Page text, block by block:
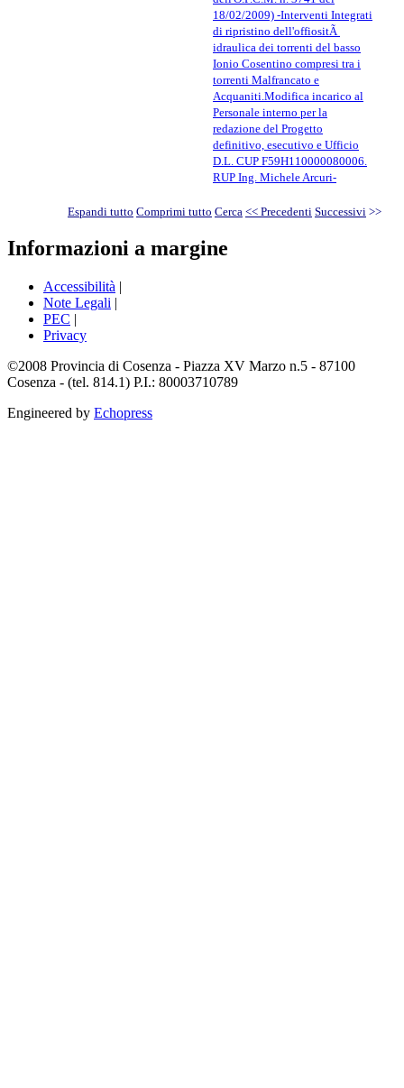
18/02/2009) -Interventi Integrati
di ripristino dell'offiositÃ
idraulica dei torrenti del basso
Ionio Cosentino compresi tra i
torrenti Malfrancato e
Acquaniti.Modifica incarico al
Personale interno per la
redazione del Progetto
definitivo, esecutivo e Ufficio
D.L. CUP F59H110000080006.
RUP Ing. Michele Arcuri-
Espandi tutto Comprimi tutto Cerca << Precedenti Successivi >>
Informazioni a margine
Accessibilità |
Note Legali |
PEC |
Privacy
©2008 Provincia di Cosenza - Piazza XV Marzo n.5 - 87100
Cosenza - (tel. 814.1) P.I.: 80003710789
Engineered by Echopress